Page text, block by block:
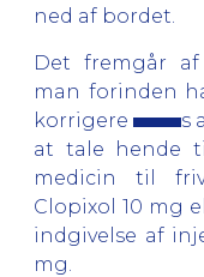
ned af bordet.
Det fremgår
man forinden
korrigere
s
at tale hende
medicin til
Clopixol 10 mg
indgivelse af
mg.